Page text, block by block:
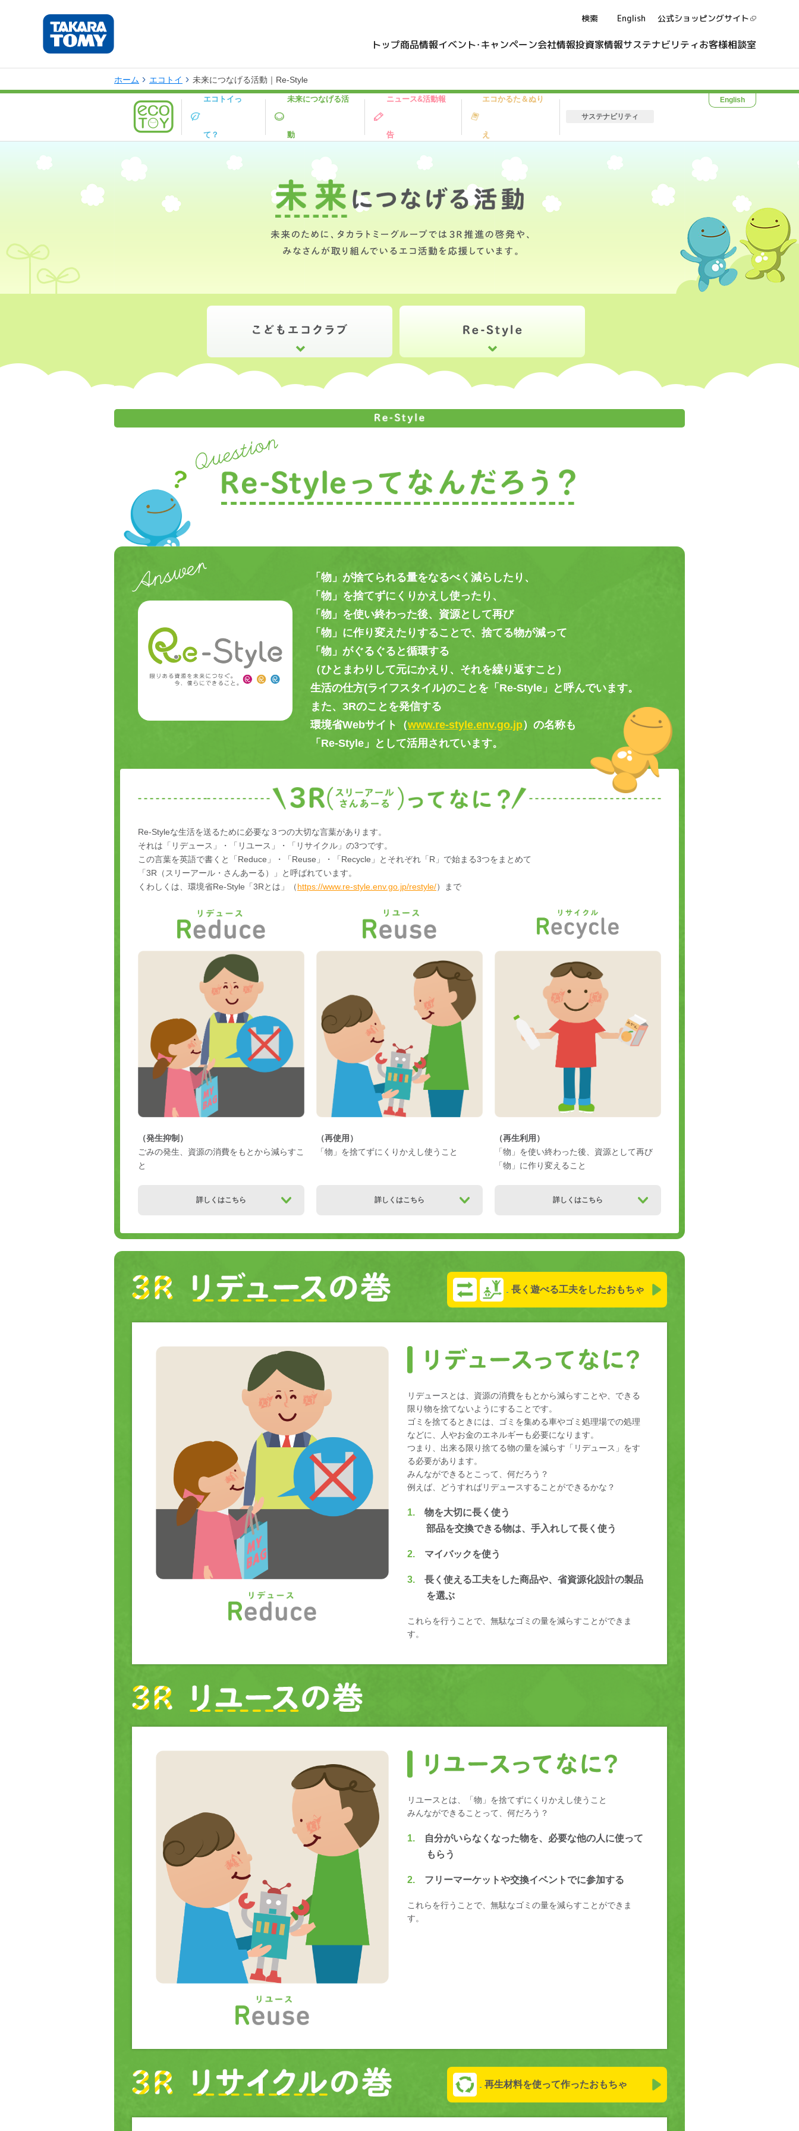
検索 English 公式ショッピングサイト
トップ商品情報イベント・キャンペーン会社情報投資家情報サステナビリティお客様相談室
ホーム エコトイ 未来につなげる活動｜Re-Style
English
エコトイっ
て？
未来につなげる活
動
ニュース&活動報
告
エコかるた＆ぬり
え
サステナビリティ
「物」が捨てられる量をなるべく減らしたり、
「物」を捨てずにくりかえし使ったり、
「物」を使い終わった後、資源として再び
「物」に作り変えたりすることで、捨てる物が減って
「物」がぐるぐると循環する
（ひとまわりして元にかえり、それを繰り返すこと）
生活の仕方(ライフスタイル)のことを「Re-Style」と呼んでいます。
また、3Rのことを発信する
環境省Webサイト（www.re-style.env.go.jp）の名称も
「Re-Style」として活用されています。
Re-Styleな生活を送るために必要な３つの大切な言葉があります。
それは「リデュース」・「リユース」・「リサイクル」の3つです。
この言葉を英語で書くと「Reduce」・「Reuse」・「Recycle」とそれぞれ「R」で始まる3つをまとめて
「3R（スリーアール・さんあーる）」と呼ばれています。
くわしくは、環境省Re-Style「3Rとは」（https://www.re-style.env.go.jp/restyle/）まで
（発生抑制）
ごみの発生、資源の消費をもとから減らすこ
と
詳しくはこちら
（再使用）
「物」を捨てずにくりかえし使うこと
詳しくはこちら
（再生利用）
「物」を使い終わった後、資源として再び
「物」に作り変えること
詳しくはこちら
長く遊べる工夫を したおもちゃ
リデュースとは、資源の消費をもとから減らすことや、できる
限り物を捨てないようにすることです。
ゴミを捨てるときには、ゴミを集める車やゴミ処理場での処理
などに、人やお金のエネルギーも必要になります。
つまり、出来る限り捨てる物の量を減らす「リデュース」をす
る必要があります。
みんなができるとこって、何だろう？
例えば、どうすればリデュースすることができるかな？
1. 物を大切に長く使う
部品を交換できる物は、手入れして長く使う
2. マイバックを使う
3. 長く使える工夫をした商品や、省資源化設計の製品
を選ぶ
これらを行うことで、無駄なゴミの量を減らすことができま
す。
リユースとは、「物」を捨てずにくりかえし使うこと
みんなができることって、何だろう？
1. 自分がいらなくなった物を、必要な他の人に使って
もらう
2. フリーマーケットや交換イベントでに参加する
これらを行うことで、無駄なゴミの量を減らすことができま
す。
再生材料を使って作ったおもちゃ